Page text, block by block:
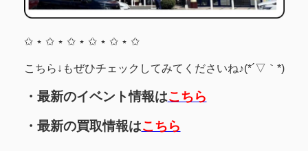
✩ ⋆ ✩ ⋆ ✩ ⋆ ✩ ⋆ ✩ ⋆ ✩
こちら↓もぜひチェックしてみてくださいね♪(*´▽｀*)
・最新のイベント情報はこちら
・最新の買取情報はこちら